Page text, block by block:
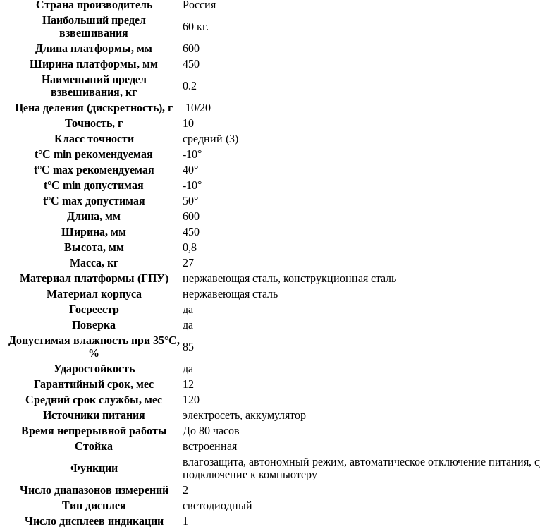
Страна производитель
Россия
Наибольший предел
взвешивания
60 кг.
Длина платформы, мм
600
Ширина платформы, мм
450
Наименьший предел
взвешивания, кг
0.2
Цена деления (дискретность), г
10/20
Точность, г
10
Класс точности
средний (3)
t°C min рекомендуемая
-10°
t°C max рекомендуемая
40°
t°C min допустимая
-10°
t°C max допустимая
50°
Длина, мм
600
Ширина, мм
450
Высота, мм
0,8
Масса, кг
27
Материал платформы (ГПУ)
нержавеющая сталь, конструкционная сталь
Материал корпуса
нержавеющая сталь
Госреестр
да
Поверка
да
Допустимая влажность при 35°С,
%
85
Ударостойкость
да
Гарантийный срок, мес
12
Средний срок службы, мес
120
Источники питания
электросеть, аккумулятор
Время непрерывной работы
До 80 часов
Стойка
встроенная
Функции
влагозащита, автономный режим, автоматическое отключение
подключение к компьютеру
Число диапазонов измерений
2
Тип дисплея
светодиодный
Число дисплеев индикации
1